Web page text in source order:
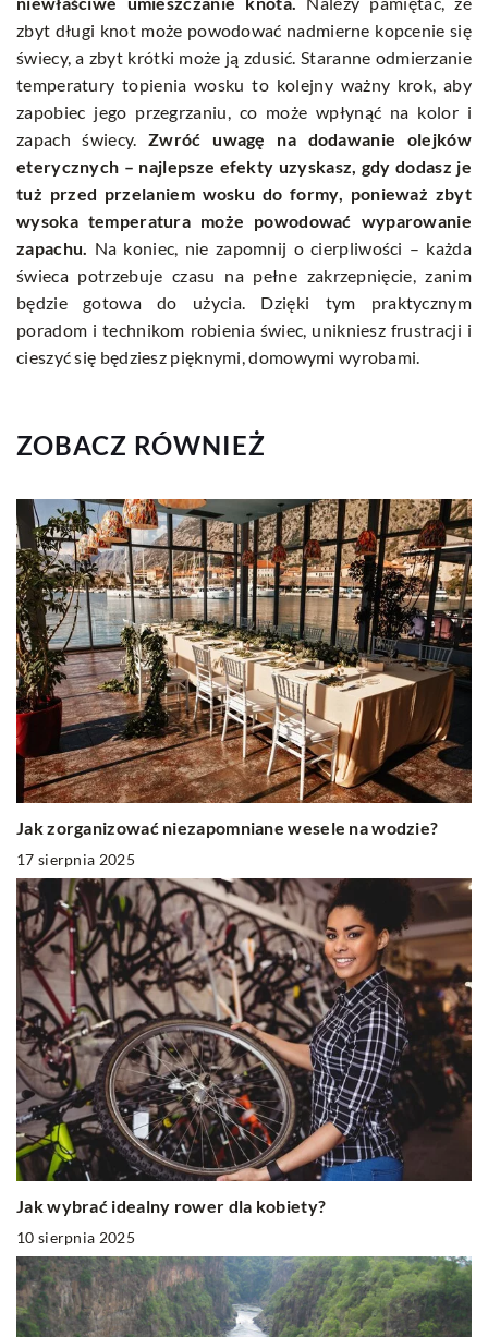
zbyt długi knot może powodować nadmierne kopcenie się
świecy, a zbyt krótki może ją zdusić. Staranne odmierzanie
temperatury topienia wosku to kolejny ważny krok, aby
zapobiec jego przegrzaniu, co może wpłynąć na kolor i
zapach świecy.Zwróć uwagę na dodawanie olejków
eterycznych – najlepsze efekty uzyskasz, gdy dodasz je
tuż przed przelaniem wosku do formy, ponieważ zbyt
wysoka temperatura może powodować wyparowanie
zapachu. Na koniec, nie zapomnij o cierpliwości – każda
świeca potrzebuje czasu na pełne zakrzepnięcie, zanim
będzie gotowa do użycia. Dzięki tym praktycznym
poradom i technikom robienia świec, unikniesz frustracji i
cieszyć się będziesz pięknymi, domowymi wyrobami.
ZOBACZ RÓWNIEŻ
Jak zorganizować niezapomniane wesele na wodzie?
17 sierpnia 2025
Jak wybrać idealny rower dla kobiety?
10 sierpnia 2025